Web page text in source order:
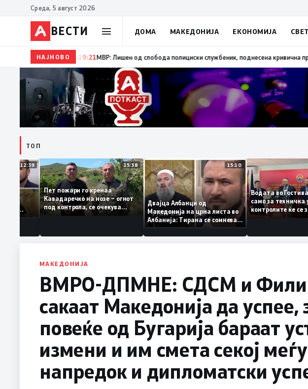
Среда, 5 август 2026
ВЕСТИ ДОМА МАКЕДОНИЈА ЕКОНОМИЈА СВЕТ
НАЈНОВО19:22Ангелов: Спречена катастрофа во виничко, запалена трева при сечење со
ТОП
12:39
За
му
од
кога му гори
15:38
Пет пожари го кренаа
Кавадаречко на нозе – огнот
под контрола, се очекува
целосно гаснење
15:10
Двајца Албанци од
Македонија на црна листа во
Албанија: Тирана се сомнева
дека работеле за
терористички организации
Водата во
само за
контролите
МАКЕДОНИЈА
ВМРО-ДПМНЕ: СДСM и
сакаат Македонија да успее,
повеќе од Бугарија бараат
измени и им смета секој
напредок и дипломатски